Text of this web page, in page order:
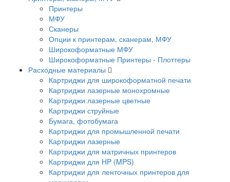
Принтеры
МФУ
Сканеры
Опции к принтерам, сканерам, МФУ
Широкоформатные МФУ
Широкоформатные Принтеры - Плоттеры
Расходные материалы
Картриджи для широкоформатной печати
Картриджи лазерные монохромные
Картриджи лазерные цветные
Картриджи струйные
Бумага, фотобумага
Картриджи для промышленной печати
Картриджи лазерные
Картриджи для матричных принтеров
Картриджи для HP (MPS)
Картриджи для ленточных принтеров для